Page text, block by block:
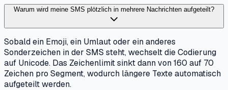
Warum wird meine SMS plötzlich in mehrere Nachrichten aufgeteilt?
Sobald ein Emoji, ein Umlaut oder ein anderes
Sonderzeichen in der SMS steht, wechselt die Codierung
auf Unicode. Das Zeichenlimit sinkt dann von 160 auf 70
Zeichen pro Segment, wodurch längere Texte automatisch
aufgeteilt werden.